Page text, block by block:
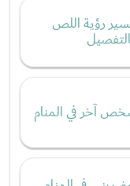
رؤية اللص
آخر في المنام